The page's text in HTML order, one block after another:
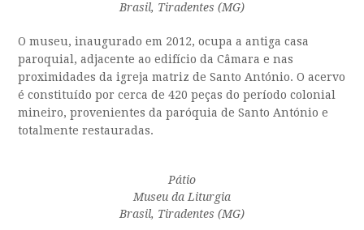
Brasil, Tiradentes (MG)
O museu, inaugurado em 2012, ocupa a antiga casa
paroquial, adjacente ao edifício da Câmara e nas
proximidades da igreja matriz de Santo António. O acervo
é constituído porcerca de 420 peças do período colonial
mineiro, provenientes da paróquia de Santo António e
totalmente restauradas.
Pátio
Museu da Liturgia
Brasil, Tiradentes (MG)